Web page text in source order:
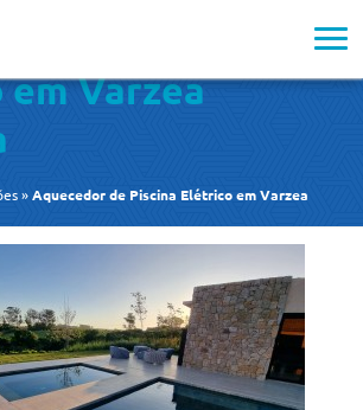
de Piscina
Varzea
»Aquecedor de Piscina Elétrico em Varzea